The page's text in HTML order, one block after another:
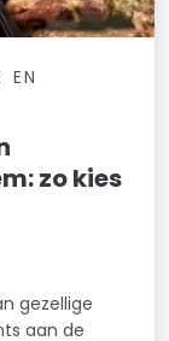
EN
zo kies
gezellige
aan de